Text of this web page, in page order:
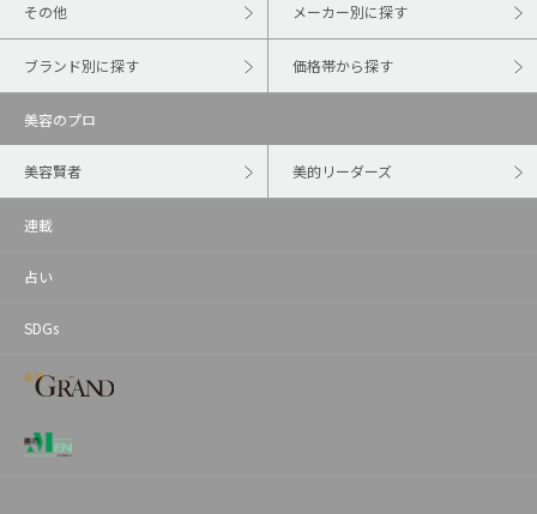
その他 メーカー別に探す
ブランド別に探す 価格帯から探す
美容のプロ
美容賢者 美的リーダーズ
連載
占い
SDGs